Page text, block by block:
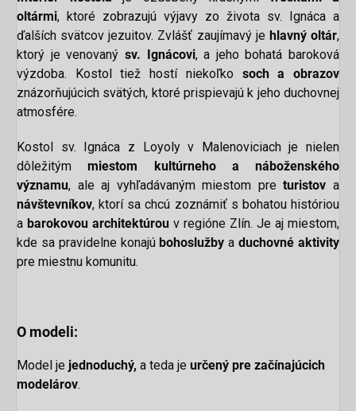
oltármi, ktoré zobrazujú výjavy zo života sv. Ignáca a
ďalších svätcov jezuitov. Zvlášť zaujímavý je hlavný oltár,
ktorý je venovaný sv. Ignácovi, a jeho bohatá baroková
výzdoba. Kostol tiež hostí niekoľko soch a obrazov
znázorňujúcich svätých, ktoré prispievajú k jeho duchovnej
atmosfére.
Kostol sv. Ignáca z Loyoly v Malenoviciach je nielen
dôležitýmmiestom kultúrneho a náboženského
významu, ale aj vyhľadávaným miestom preturistov a
návštevníkov, ktorí sa chcú zoznámiť s bohatou históriou
a barokovou architektúrou v regióne Zlín. Je aj miestom,
kde sa pravidelne konajú bohoslužby aduchovné aktivity
pre miestnu komunitu.
O modeli:
Model je jednoduchý, a teda je určený pre začínajúcich
modelárov.